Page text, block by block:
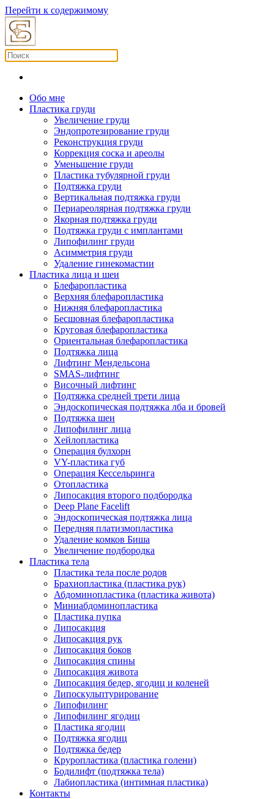
Перейти к содержимому
Обо мне
Пластика груди
Увеличение груди
Эндопротезирование груди
Реконструкция груди
Коррекция соска и ареолы
Уменьшение груди
Пластика тубулярной груди
Подтяжка груди
Вертикальная подтяжка груди
Периареолярная подтяжка груди
Якорная подтяжка груди
Подтяжка груди с имплантами
Липофилинг груди
Асимметрия груди
Удаление гинекомастии
Пластика лица и шеи
Блефаропластика
Верхняя блефаропластика
Нижняя блефаропластика
Бесшовная блефаропластика
Круговая блефаропластика
Ориентальная блефаропластика
Подтяжка лица
Лифтинг Мендельсона
SMAS-лифтинг
Височный лифтинг
Подтяжка средней трети лица
Эндоскопическая подтяжка лба и бровей
Подтяжка шеи
Липофилинг лица
Хейлопластика
Операция булхорн
VY-пластика губ
Операция Кессельринга
Отопластика
Липосакция второго подбородка
Deep Plane Facelift
Эндоскопическая подтяжка лица
Передняя платизмопластика
Удаление комков Биша
Увеличение подбородка
Пластика тела
Пластика тела после родов
Брахиопластика (пластика рук)
Абдоминопластика (пластика живота)
Миниабдоминопластика
Пластика пупка
Липосакция
Липосакция рук
Липосакция боков
Липосакция спины
Липосакция живота
Липосакция бедер, ягодиц и коленей
Липоскульптурирование
Липофилинг
Липофилинг ягодиц
Пластика ягодиц
Подтяжка ягодиц
Подтяжка бедер
Круропластика (пластика голени)
Бодилифт (подтяжка тела)
Лабиопластика (интимная пластика)
Контакты